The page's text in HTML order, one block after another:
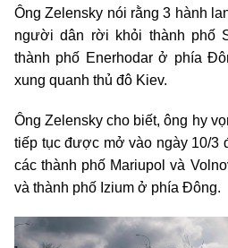
Ông Zelensky nói rằng 3 hành
người dân rời khỏi thành phố
thành phố Enerhodar ở phía
xung quanh thủ đô Kiev.
Ông Zelensky cho biết, ông hy
tiếp tục được mở vào ngày 10/3
các thành phố Mariupol và
và thành phố Izium ở phía Đông.